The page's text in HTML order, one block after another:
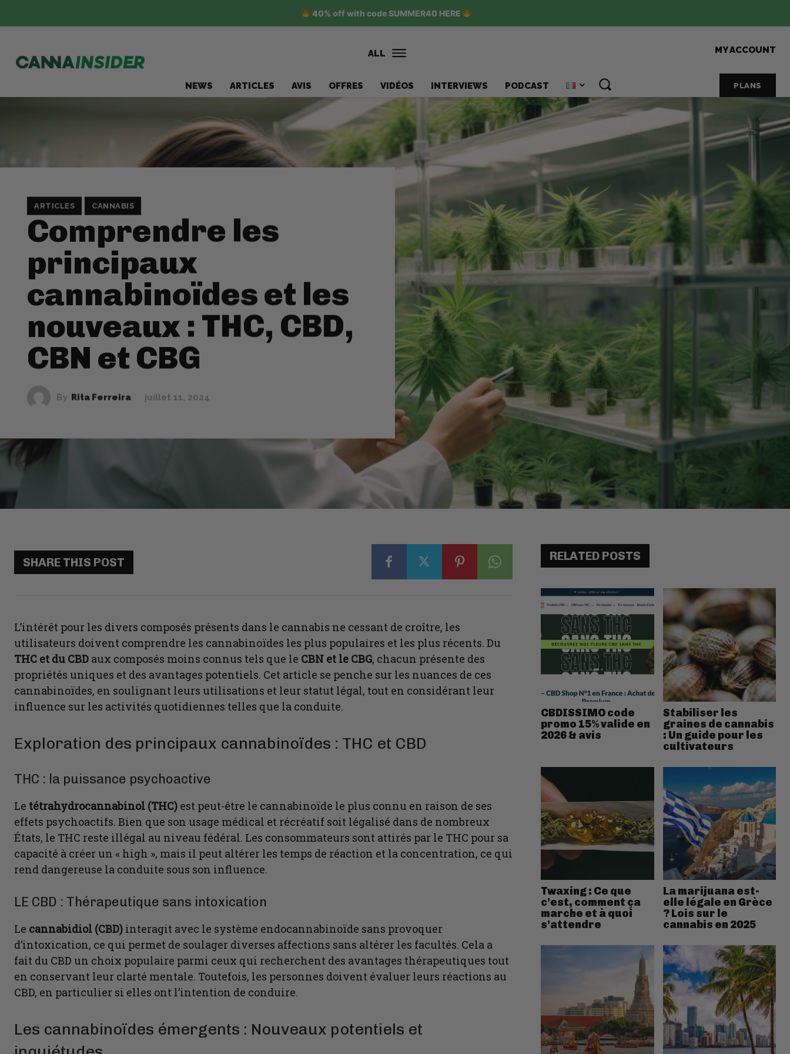
40% off with code SUMMER40 HERE
ALL
NEWS ARTICLES AVIS OFFRES VIDÉOS INTERVIEWS PODCAST
MY ACCOUNT
PLANS
ARTICLES CANNABIS
Comprendre les
principaux
cannabinoïdes et les
nouveaux : THC, CBD,
CBN et CBG
By Rita Ferreira juillet 11, 2024
SHARE THIS POST
L’intérêt pour les divers composés présents dans le cannabis ne cessant de croître, les
utilisateurs doivent comprendre les cannabinoïdes les plus populaires et les plus récents. Du
THC et du CBD aux composés moins connus tels que le CBN et le CBG, chacun présente des
propriétés uniques et des avantages potentiels. Cet article se penche sur les nuances de ces
cannabinoïdes, en soulignant leurs utilisations et leur statut légal, tout en considérant leur
influence sur les activités quotidiennes telles que la conduite.
Exploration des principaux cannabinoïdes : THC et CBD
THC : la puissance psychoactive
Le tétrahydrocannabinol (THC) est peut-être le cannabinoïde le plus connu en raison de ses
effets psychoactifs. Bien que son usage médical et récréatif soit légalisé dans de nombreux
États, le THC reste illégal au niveau fédéral. Les consommateurs sont attirés par le THC pour sa
capacité à créer un « high », mais il peut altérer les temps de réaction et la concentration, ce qui
rend dangereuse la conduite sous son influence.
LE CBD : Thérapeutique sans intoxication
Le cannabidiol (CBD) interagit avec le système endocannabinoïde sans provoquer
d’intoxication, ce qui permet de soulager diverses affections sans altérer les facultés. Cela a
fait du CBD un choix populaire parmi ceux qui recherchent des avantages thérapeutiques tout
en conservant leur clarté mentale. Toutefois, les personnes doivent évaluer leurs réactions au
CBD, en particulier si elles ont l’intention de conduire.
Les cannabinoïdes émergents : Nouveaux potentiels et
RELATED POSTS
CBDISSIMO code
promo 15% valide en
2026 & avis
Stabiliser les
graines de cannabis
: Un guide pour les
cultivateurs
Twaxing : Ce que
c’est, comment ça
marche et à quoi
s’attendre
La marijuana est-
elle légale en Grèce
? Lois sur le
cannabis en 2025